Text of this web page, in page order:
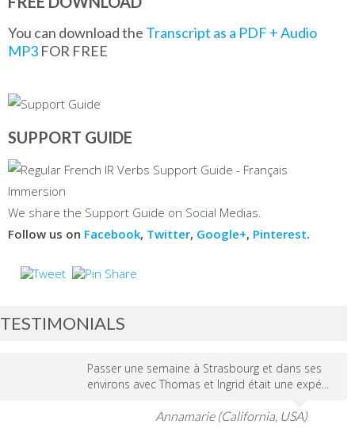
You can download the Transcript as a PDF + Audio
MP3 FOR FREE
SUPPORT GUIDE
We share the Support Guide on Social Medias.
Follow us on Facebook, Twitter, Google+, Pinterest.
TESTIMONIALS
Passer une semaine à Strasbourg et dans ses
environs avec Thomas et Ingrid était une expé...
Annamarie (California, USA)